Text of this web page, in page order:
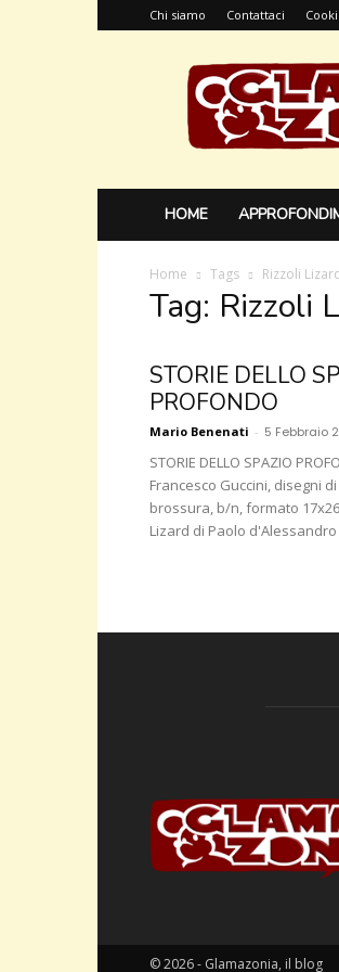
Chi siamo Contattaci
Glamazonia,
il
blog
HOME
Home Tags Rizzoli
Tag: Rizzoli
STORIE DELLO
PROFONDO
Mario Benenati - 5 Febbraio
STORIE DELLO SPAZIO
Francesco Guccini, disegni
brossura, b/n, formato
Lizard di Paolo d'Alessandro
© 2026 - Glamazonia, il blog